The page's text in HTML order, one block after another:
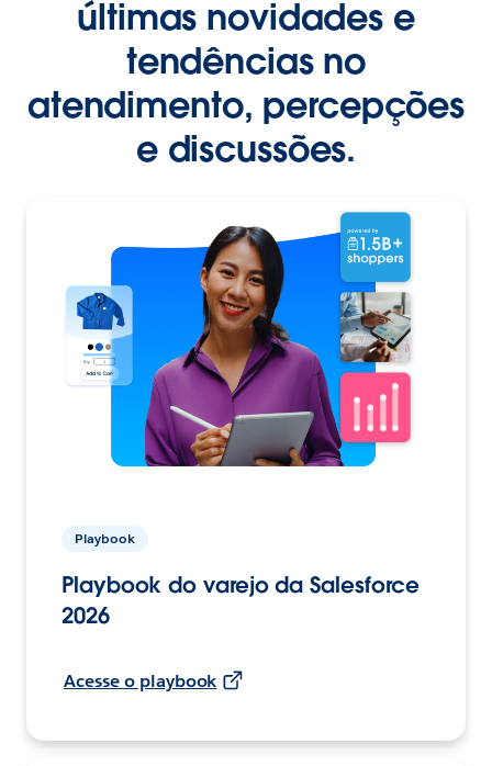
últimas novidades e
tendências no
atendimento, percepções
e discussões.
Playbook
Playbook do varejo da Salesforce
2026
Acesse o playbook